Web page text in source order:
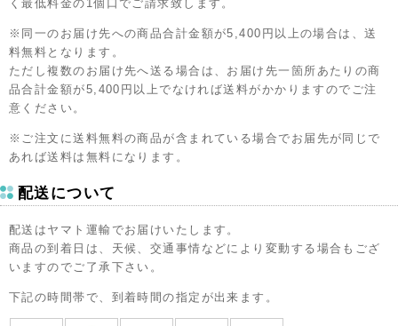
く最低料金の1個口でご請求致します。
※同一のお届け先への商品合計金額が5,400円以上の場合は、送
料無料となります。
ただし複数のお届け先へ送る場合は、お届け先一箇所あたりの商
品合計金額が5,400円以上でなければ送料がかかりますのでご注
意ください。
※ご注文に送料無料の商品が含まれている場合でお届先が同じで
あれば送料は無料になります。
配送について
配送はヤマト運輸でお届けいたします。
商品の到着日は、天候、交通事情などにより変動する場合もござ
いますのでご了承下さい。
下記の時間帯で、到着時間の指定が出来ます。